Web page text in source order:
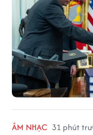
ÂM NHẠC 31 phút